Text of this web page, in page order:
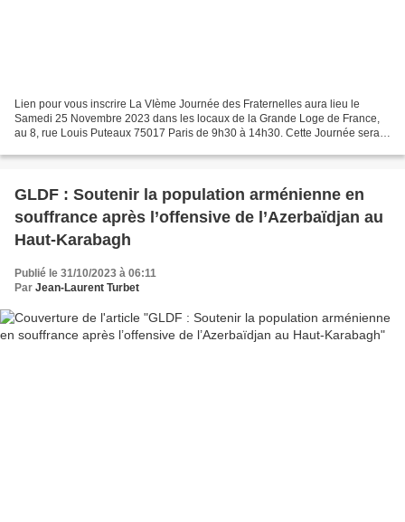
Lien pour vous inscrire La VIème Journée des Fraternelles aura lieu le
Samedi 25 Novembre 2023 dans les locaux de la Grande Loge de France,
au 8, rue Louis Puteaux 75017 Paris de 9h30 à 14h30. Cette Journée sera
GLDF : Soutenir la population arménienne en
souffrance après l’offensive de l’Azerbaïdjan au
Haut-Karabagh
Publié le 31/10/2023 à 06:11
Par Jean-Laurent Turbet